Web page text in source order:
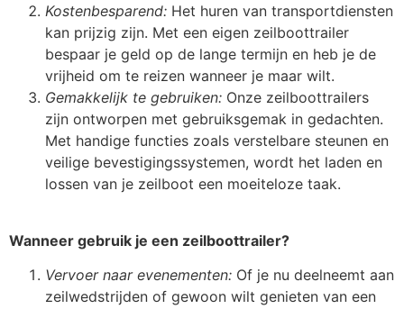
Kostenbesparend: Het huren van transportdiensten
kan prijzig zijn. Met een eigen zeilboottrailer
bespaar je geld op de lange termijn en heb je de
vrijheid om te reizen wanneer je maar wilt.
Gemakkelijk te gebruiken: Onze zeilboottrailers
zijn ontworpen met gebruiksgemak in gedachten.
Met handige functies zoals verstelbare steunen en
veilige bevestigingssystemen, wordt het laden en
lossen van je zeilboot een moeiteloze taak.
Wanneer gebruik je een zeilboottrailer?
Vervoer naar evenementen: Of je nu deelneemt aan
zeilwedstrijden of gewoon wilt genieten van een